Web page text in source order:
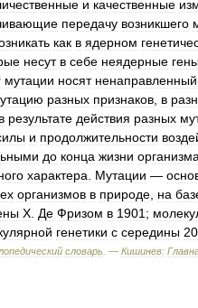
и качественные
передачу возникшего
как в ядерном
несут в себе неядерные
мутации носят ненаправленный
разных признаков в
в результате действия разных
и продолжительности
до конца жизни организма
характера Мутации —
организмов в природе на
X Де Фризом в 1901 ;
генетики с середины 20
словарь . — Кишинев: